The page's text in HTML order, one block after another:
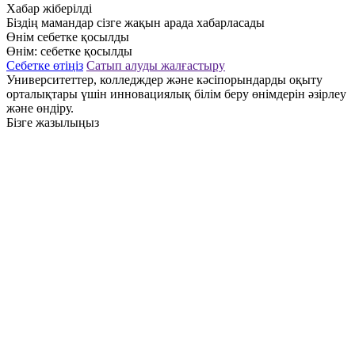
Хабар жіберілді
Біздің мамандар сізге жақын арада хабарласады
Өнім себетке қосылды
Өнім: себетке қосылды
Себетке өтіңіз Сатып алуды жалғастыру
Университеттер, колледждер және кәсіпорындарды оқыту
орталықтары үшін инновациялық білім беру өнімдерін әзірлеу
және өндіру.
Бізге жазылыңыз